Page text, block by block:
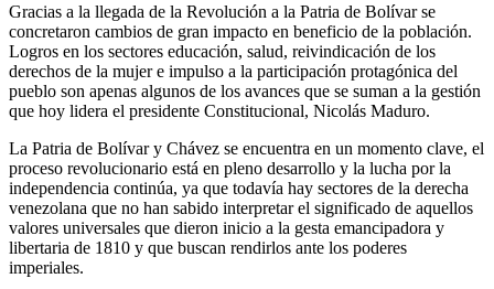
Gracias a la llegada de la Revolución a la Patria de Bolívar se
concretaron cambios de gran impacto en beneficio de la población.
Logros en los sectores educación, salud, reivindicación de los
derechos de la mujer e impulso a la participación protagónica del
pueblo son apenas algunos de los avances que se suman a la gestión
que hoy lidera el presidente Constitucional, Nicolás Maduro.
La Patria de Bolívar y Chávez se encuentra en un momento clave, el
proceso revolucionario está en pleno desarrollo y la lucha por la
independencia continúa, ya que todavía hay sectores de la derecha
venezolana que no han sabido interpretar el significado de aquellos
valores universales que dieron inicio a la gesta emancipadora y
libertaria de 1810 y que buscan rendirlos ante los poderes
imperiales.